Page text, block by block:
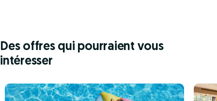
Des offres qui pourraient vous
intéresser